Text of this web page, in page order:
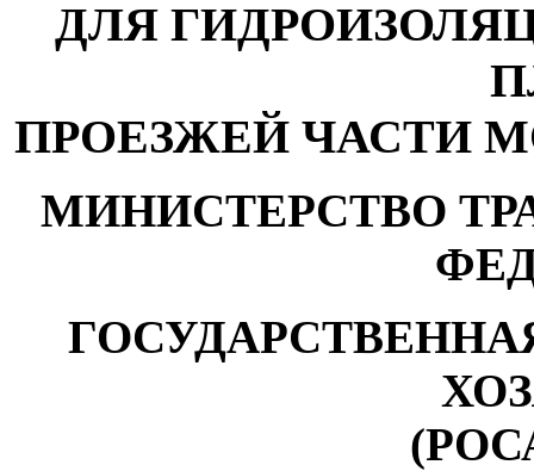
ДЛЯ
ПРОЕЗЖЕЙ ЧАСТИ
МИНИСТЕРСТВО